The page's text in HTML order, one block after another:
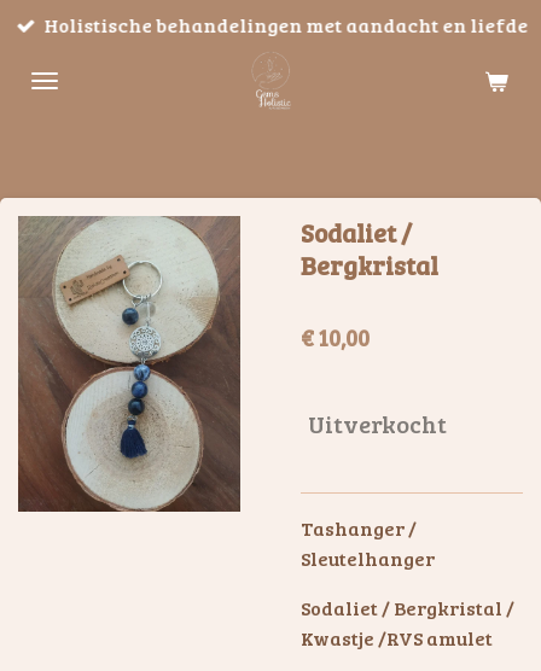
Ga
naar
Holistische behandelingen met aandacht en liefde
Sodaliet /
Bergkristal
€ 10,00
Uitverkocht
Tashanger /
Sleutelhanger
Sodaliet / Bergkristal /
Kwastje /RVS amulet